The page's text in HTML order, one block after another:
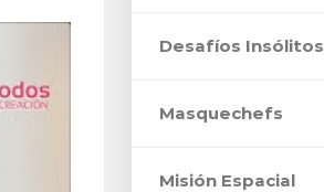
Desafíos Insólitos
Masquechefs
Misión Espacial